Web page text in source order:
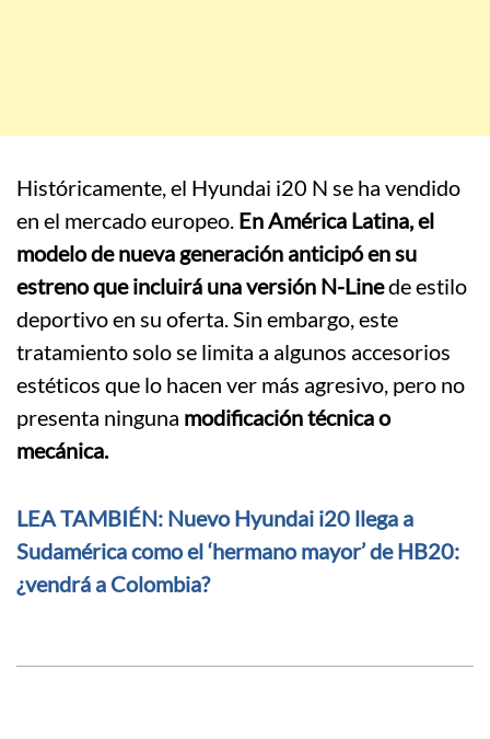
Históricamente, el Hyundai i20 N se ha vendido
en el mercado europeo. En América Latina, el
modelo de nueva generación anticipó en su
estreno que incluirá una versión N-Linede estilo
deportivo en su oferta. Sin embargo, este
tratamiento solo se limita a algunos accesorios
estéticos que lo hacen ver más agresivo, pero no
presenta ninguna modificación técnica o
mecánica.
LEA TAMBIÉN: Nuevo Hyundai i20 llega a
Sudamérica como el ‘hermano mayor’ de HB20:
¿vendrá a Colombia?